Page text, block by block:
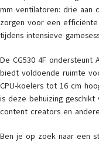
mm ventilatoren: drie aan
zorgen voor een
tijdens intensieve
De CG530 4F ondersteunt
biedt voldoende ruimte
CPU-koelers tot 16 cm
is deze behuizing geschikt
content creators en
Ben je op zoek naar een